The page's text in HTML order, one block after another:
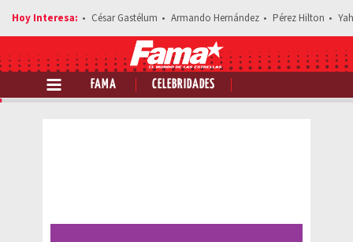
César Gastélum Armando Hernández Pérez Hilton
FAMA CELEBRIDADES
Comparte esta noticia